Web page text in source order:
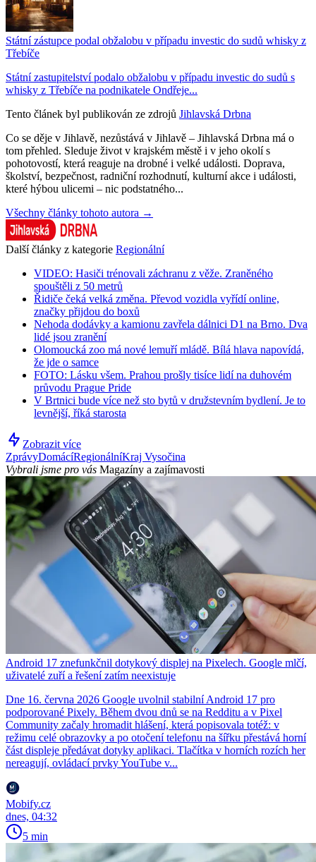
Státní zástupce podal obžalobu v případu investic do sudů whisky z
Třebíče
Státní zastupitelství podalo obžalobu v případu investic do sudů s
whisky z Třebíče na podnikatele Ondřeje...
Tento článek byl publikován ze zdrojů Jihlavská Drbna
Co se děje v Jihlavě, nezůstává v Jihlavě – Jihlavská Drbna má o
tom přehled. Sleduje život v krajském městě i v jeho okolí s
pohotovostí, která reaguje na drobné i velké události. Doprava,
školství, bezpečnost, radniční rozhodnutí, kulturní akce i události,
které hýbou ulicemi – nic podstatného...
Všechny články tohoto autora →
Další články z kategorie Regionální
VIDEO: Hasiči trénovali záchranu z věže. Zraněného
spouštěli z 50 metrů
Řidiče čeká velká změna. Převod vozidla vyřídí online,
značky přijdou do boxů
Nehoda dodávky a kamionu zavřela dálnici D1 na Brno. Dva
lidé jsou zranění
Olomoucká zoo má nové lemuří mládě. Bílá hlava napovídá,
že jde o samce
FOTO: Lásku všem. Prahou prošly tisíce lidí na duhovém
průvodu Prague Pride
V Brtnici bude více než sto bytů v družstevním bydlení. Je to
levnější, říká starosta
Zobrazit více
ZprávyDomácíRegionálníKraj Vysočina
Vybrali jsme pro vás Magazíny a zajímavosti
Android 17 znefunkčnil dotykový displej na Pixelech. Google mlčí,
uživatelé zuří a řešení zatím neexistuje
Dne 16. června 2026 Google uvolnil stabilní Android 17 pro
podporované Pixely. Během dvou dnů se na Redditu a v Pixel
Community začaly hromadit hlášení, která popisovala totéž: v
režimu celé obrazovky a po otočení telefonu na šířku přestává horní
část displeje předávat dotyky aplikaci. Tlačítka v horních rozích her
nereagují, ovládací prvky YouTube v...
Mobify.cz
dnes, 04:32
5 min